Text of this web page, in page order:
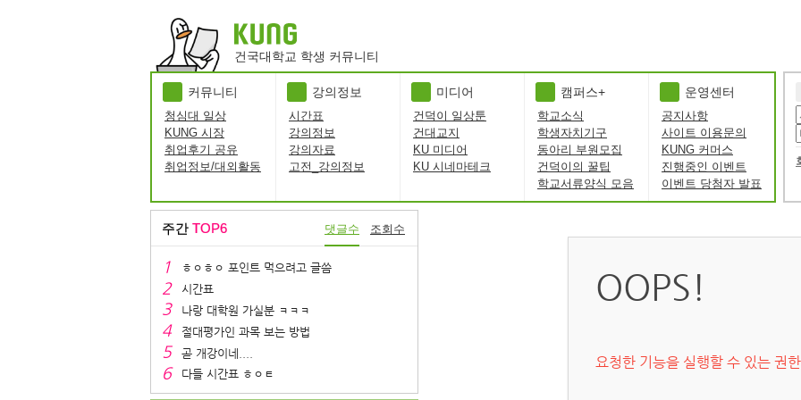
건국대학교 학생 커뮤니티
커뮤니티
청심대 일상
KUNG 시장
취업후기 공유
취업정보/대외활동
강의정보
시간표
강의정보
강의자료
고전_강의정보
미디어
건덕이 일상툰
건대교지
KU 미디어
KU 시네마테크
캠퍼스+
학교소식
학생자치기구
동아리 부원모집
건덕이의 꿀팁
학교서류양식 모음
운영센터
공지사항
사이트 이용문의
KUNG 커머스
진행중인 이벤트
이벤트 당첨자 발표
주간 TOP6 댓글수 조회수
ㅎㅇㅎㅇ 포인트 먹으려고 글씀
시간표
나랑 대학원 가실분 ㅋㅋㅋ
절대평가인 과목 보는 방법
곧 개강이네....
다들 시간표 ㅎㅇㅌ
OOPS!
요청한 기능을 실행할 수 있는 권